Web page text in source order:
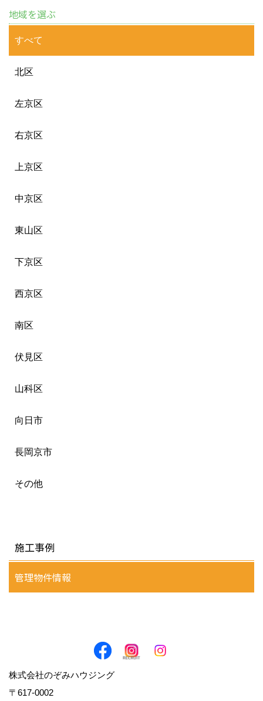
地域を選ぶ
すべて
北区
左京区
右京区
上京区
中京区
東山区
下京区
西京区
南区
伏見区
山科区
向日市
長岡京市
その他
施工事例
管理物件情報
株式会社のぞみハウジング
〒617-0002